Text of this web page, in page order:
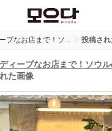
プなお店まで！ソ… 投稿さ
ィープなお店まで！ソウ
た画像